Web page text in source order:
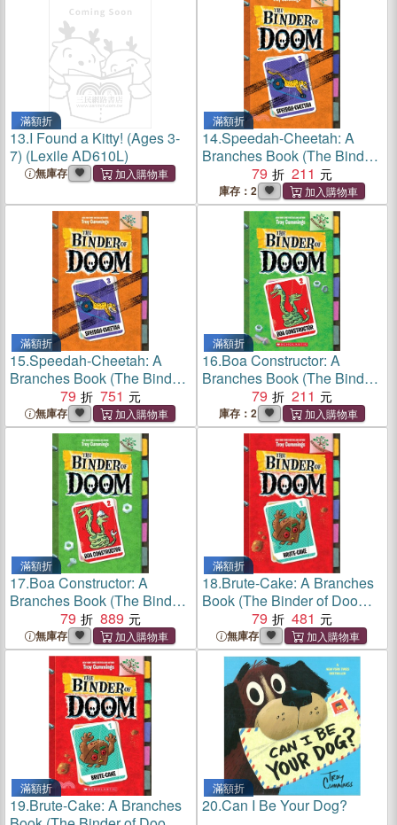
滿額折
13.I Found a Kitty! (Ages 3-
7) (Lexile AD610L)
無庫存
滿額折
14.Speedah-Cheetah: A
Branches Book (The Binder
of Doom #3)(平裝本)
79 211
庫存：2
滿額折
15.Speedah-Cheetah: A
Branches Book (The Binder
of Doom #3)(精裝本)
79 751
無庫存
滿額折
16.Boa Constructor: A
Branches Book (The Binder
of Doom #2)(平裝本)
79 211
庫存：2
滿額折
17.Boa Constructor: A
Branches Book (The Binder
of Doom #2)(精裝本)
79 889
無庫存
滿額折
18.Brute-Cake: A Branches
Book (The Binder of Doom
#1)(精裝本)
79 481
無庫存
滿額折
19.Brute-Cake: A Branches
滿額折
20.Can I Be Your Dog?